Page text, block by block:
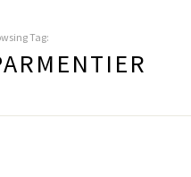
Tag: